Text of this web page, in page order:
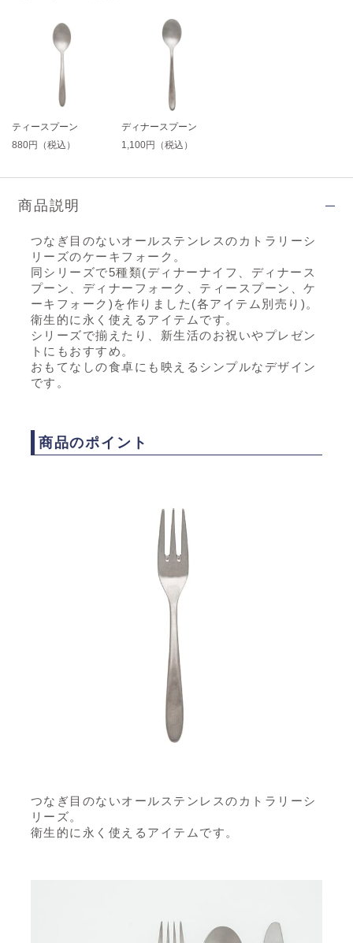
ティースプーン
880円（税込）
ディナースプーン
1,100円（税込）
商品説明
つなぎ目のないオールステンレスのカトラリーシ
リーズのケーキフォーク。
同シリーズで5種類(ディナーナイフ、ディナース
プーン、ディナーフォーク、ティースプーン、ケ
ーキフォーク)を作りました(各アイテム別売り)。
衛生的に永く使えるアイテムです。
シリーズで揃えたり、新生活のお祝いやプレゼン
トにもおすすめ。
おもてなしの食卓にも映えるシンプルなデザイン
です。
商品のポイント
つなぎ目のないオールステンレスのカトラリーシ
リーズ。
衛生的に永く使えるアイテムです。